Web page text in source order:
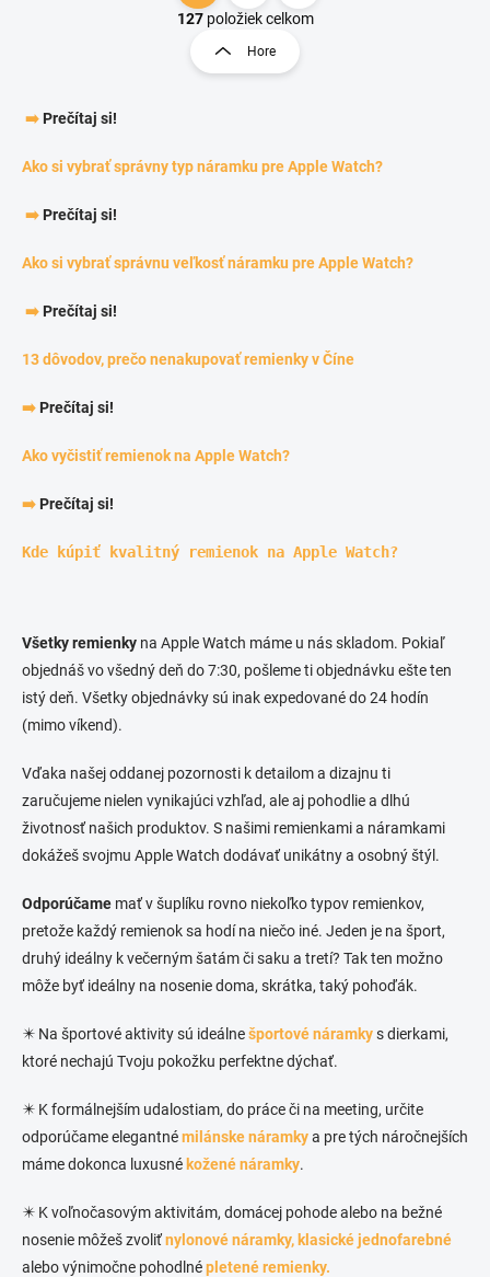
127položiek celkom
Hore
➡️Prečítaj si!
Ako si vybrať správny typ náramku pre Apple Watch?
➡️Prečítaj si!
Ako si vybrať správnu veľkosť náramku pre Apple Watch?
➡️Prečítaj si!
13 dôvodov, prečo nenakupovať remienky v Číne
➡️Prečítaj si!
Ako vyčistiť remienok na Apple Watch?
➡️Prečítaj si!
Kde kúpiť kvalitný remienok na Apple Watch?
Všetky remienky na Apple Watch máme u nás skladom. Pokiaľ
objednáš vo všedný deň do 7:30, pošleme ti objednávku ešte ten
istý deň. Všetky objednávky sú inak expedované do 24 hodín
(mimo víkend).
Vďaka našej oddanej pozornosti k detailom a dizajnu ti
zaručujeme nielen vynikajúci vzhľad, ale aj pohodlie a dlhú
životnosť našich produktov. S našimi remienkami a náramkami
dokážeš svojmu Apple Watch dodávať unikátny a osobný štýl.
Odporúčame mať v šuplíku rovno niekoľko typov remienkov,
pretože každý remienok sa hodí na niečo iné. Jeden je na šport,
druhý ideálny k večerným šatám či saku a tretí? Tak ten možno
môže byť ideálny na nosenie doma, skrátka, taký pohoďák.
✴️ Na športové aktivity sú ideálnešportové náramkys dierkami,
ktoré nechajú Tvoju pokožku perfektne dýchať.
✴️ K formálnejším udalostiam, do práce či na meeting, určite
odporúčame elegantnémilánske náramkya pre tých náročnejších
máme dokonca luxusné kožené náramky.
✴️ K voľnočasovým aktivitám, domácej pohode alebo na bežné
nosenie môžeš zvoliťnylonové náramky, klasické jednofarebné
alebo výnimočne pohodlnépletené remienky.